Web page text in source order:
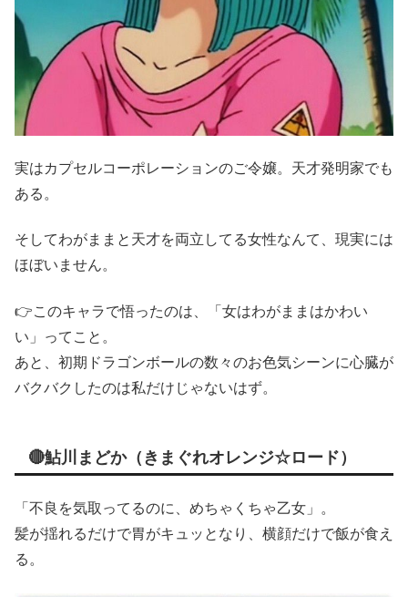
実はカプセルコーポレーションのご令嬢。天才発明家でも
ある。
そしてわがままと天才を両立してる女性なんて、現実には
ほぼいません。
👉このキャラで悟ったのは、「女はわがままはかわい
い」ってこと。
あと、初期ドラゴンボールの数々のお色気シーンに心臓が
バクバクしたのは私だけじゃないはず。
🔴鮎川まどか（きまぐれオレンジ☆ロード）
「不良を気取ってるのに、めちゃくちゃ乙女」。
髪が揺れるだけで胃がキュッとなり、横顔だけで飯が食え
る。